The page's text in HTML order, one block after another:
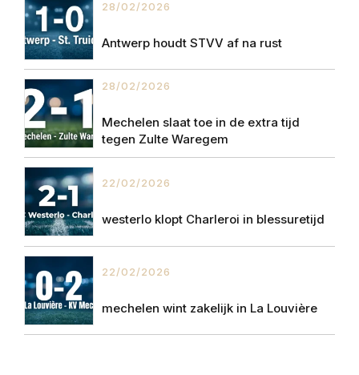
28/02/2026
Antwerp houdt STVV af na rust
28/02/2026
Mechelen slaat toe in de extra tijd
tegen Zulte Waregem
22/02/2026
westerlo klopt Charleroi in blessuretijd
22/02/2026
mechelen wint zakelijk in La Louvière